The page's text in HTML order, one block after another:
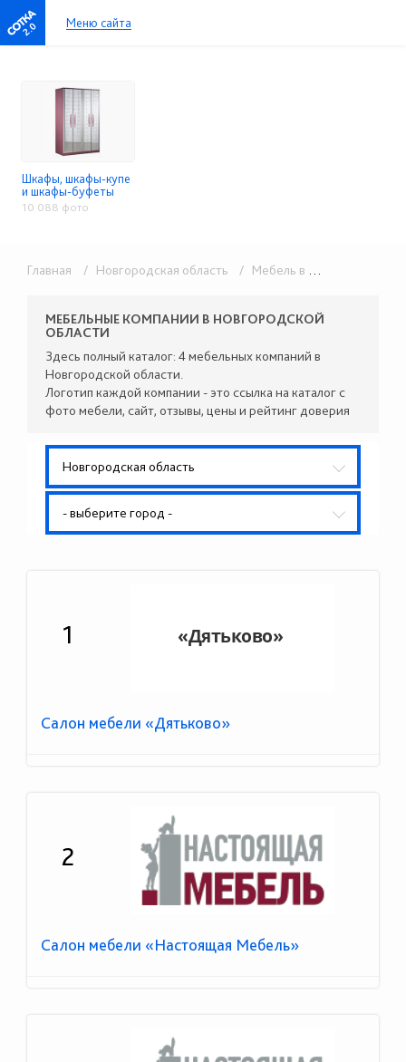
2.0 Меню сайта
Шкафы, шкафы-купе
и шкафы-буфеты
10 088 фото
Главная / Новгородская область / Мебель в розницу
МЕБЕЛЬНЫЕ КОМПАНИИ В НОВГОРОДСКОЙ
ОБЛАСТИ
Здесь полный каталог: 4 мебельных компаний в
Новгородской области.
Логотип каждой компании - это ссылка на каталог с
фото мебели, сайт, отзывы, цены и рейтинг доверия
Новгородская область
- выберите город -
1
Салон мебели «Дятьково»
2
Салон мебели «Настоящая Мебель»